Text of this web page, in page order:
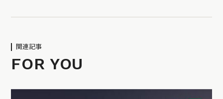
関連記事
FOR YOU